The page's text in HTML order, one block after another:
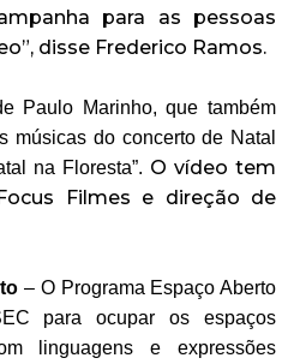
para as pessoas
disse Frederico Ramos.
Paulo Marinho, que também
músicas do concerto de Natal
na Floresta”. O vídeo tem
Filmes e direção de
– O Programa Espaço Aberto
para ocupar os espaços
linguagens e expressões